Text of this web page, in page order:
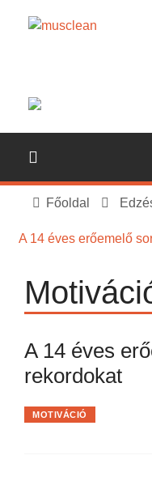
Főoldal
A 14 éves erőemelő
A 14 éves
rekordokat
MOTIVÁCIÓ